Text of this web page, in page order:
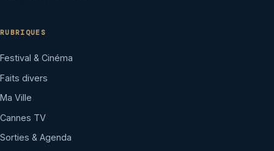
RUBRIQUES
Festival & Cinéma
Faits divers
Ma Ville
Cannes TV
Sorties & Agenda